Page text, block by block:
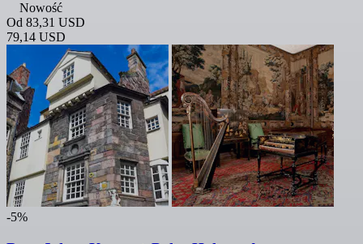
Nowość
Od 83,31 USD
79,14 USD
-5%